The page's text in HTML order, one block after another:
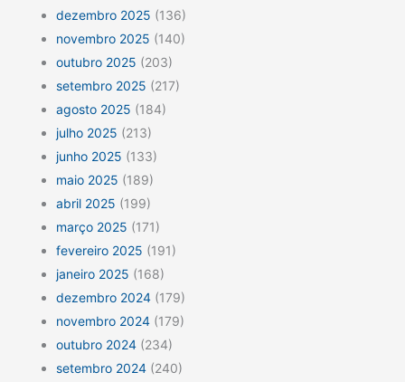
dezembro 2025 (136)
novembro 2025 (140)
outubro 2025 (203)
setembro 2025 (217)
agosto 2025 (184)
julho 2025 (213)
junho 2025 (133)
maio 2025 (189)
abril 2025 (199)
março 2025 (171)
fevereiro 2025 (191)
janeiro 2025 (168)
dezembro 2024 (179)
novembro 2024 (179)
outubro 2024 (234)
setembro 2024 (240)